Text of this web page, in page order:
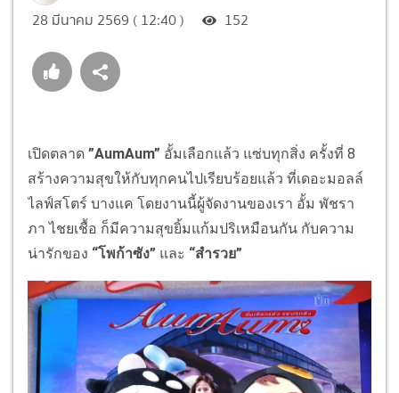
28 มีนาคม 2569 ( 12:40 ) 152
เปิดตลาด ”AumAum” อั้มเลือกแล้ว แซ่บทุกสิ่ง ครั้งที่ 8
สร้างความสุขให้กับทุกคนไปเรียบร้อยแล้ว ที่เดอะมอลล์
ไลฟ์สโตร์ บางแค โดยงานนี้ผู้จัดงานของเรา อั้ม พัชรา
ภา ไชยเชื้อ ก็มีความสุขยิ้มแก้มปริเหมือนกัน กับความ
น่ารักของ “โพก้าซัง” และ “สำรวย”